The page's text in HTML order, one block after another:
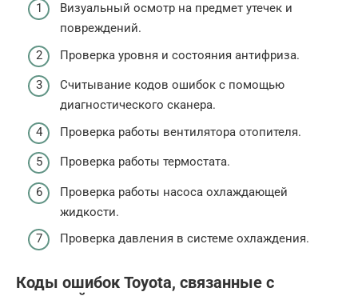
Визуальный осмотр на предмет утечек и
повреждений.
Проверка уровня и состояния антифриза.
Считывание кодов ошибок с помощью
диагностического сканера.
Проверка работы вентилятора отопителя.
Проверка работы термостата.
Проверка работы насоса охлаждающей
жидкости.
Проверка давления в системе охлаждения.
Коды ошибок Toyota, связанные с